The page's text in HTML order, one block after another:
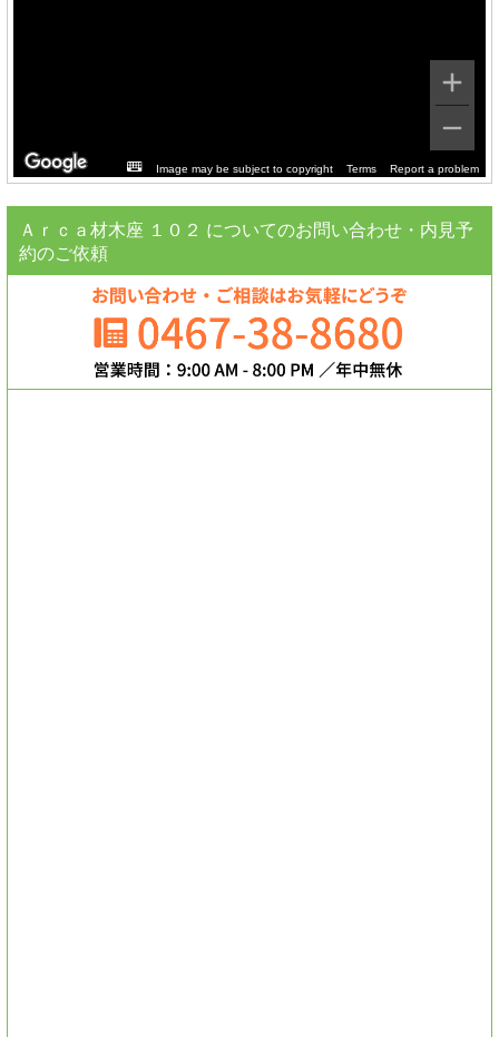
Image may be subject to copyright Terms Report a problem
Ａｒｃａ材木座 １０２ についてのお問い合わせ・内見予
約のご依頼